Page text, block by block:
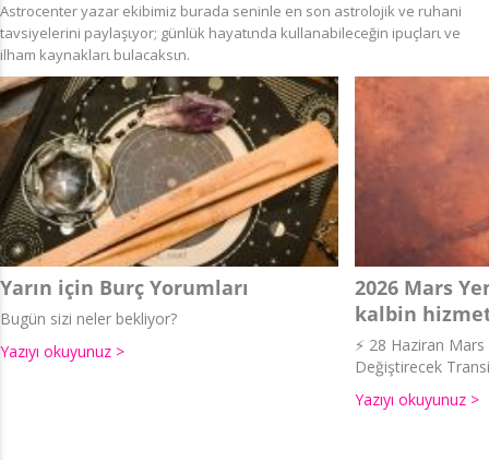
Astrocenter yazar ekibimiz burada seninle en son astrolojik ve ruhani
tavsiyelerini paylaşιyor; günlük hayatιnda kullanabileceğin ipuçlarι ve
ilham kaynaklarι bulacaksιn.
Yarın için Burç Yorumları
Bugün sizi neler bekliyor?
Yazıyı okuyunuz >
2026 Mars
kalbin
⚡ 28 Haziran
Değiştirecek
Yazıyı okuyunuz >